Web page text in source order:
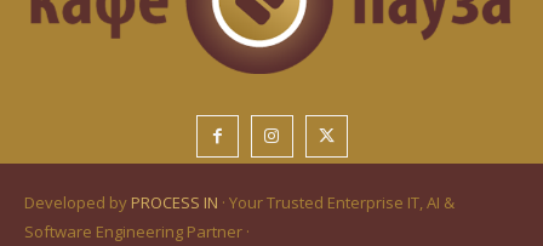
Developed by PROCESS IN · Your Trusted Enterprise IT, AI &
Software Engineering Partner ·